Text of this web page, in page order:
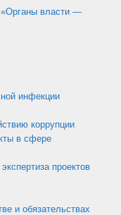
власти —
инфекции
коррупции
в сфере
проектов
и обязательствах